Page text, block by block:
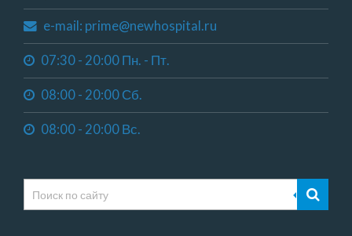
e-mail: prime@newhospital.ru
07:30 - 20:00 Пн. - Пт.
08:00 - 20:00 Сб.
08:00 - 20:00 Вс.